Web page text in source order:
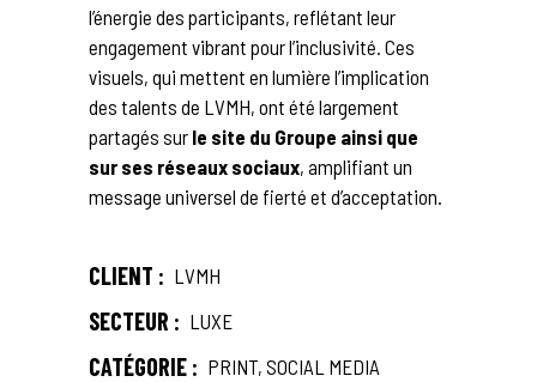
l’énergie des participants, reflétant leur
engagement vibrant pour l’inclusivité. Ces
visuels, qui mettent en lumière l’implication
des talents de LVMH, ont été largement
partagés sur le site du Groupe ainsi que
sur ses réseaux sociaux, amplifiant un
message universel de fierté et d’acceptation.
CLIENT : LVMH
SECTEUR : LUXE
CATÉGORIE : PRINT, SOCIAL MEDIA